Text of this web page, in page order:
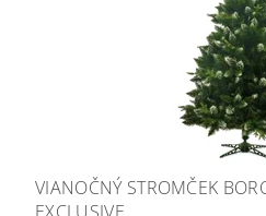
VIANOČNÝ STROMČEK